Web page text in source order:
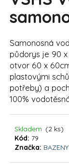
z
hvězdiček.
Samonosná
půdorys je 90
otvor 60 x
plastovými
potřeby) a
100%
Skladem (2 ks)
Kód: 79
Značka:
a
j
í
t
?